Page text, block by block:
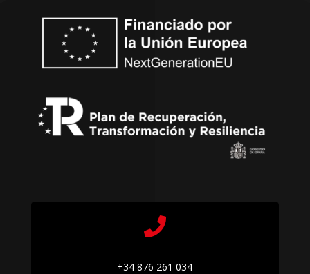

+34 876 261 034